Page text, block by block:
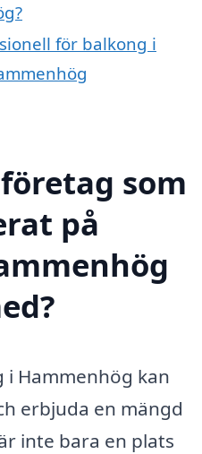
för balkong i
som
på
Hammenhög kan
erbjuda en mängd
inte bara en plats